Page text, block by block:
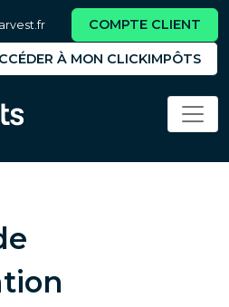
COMPTE CLIENT
À MON CLICKIMPÔTS